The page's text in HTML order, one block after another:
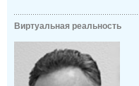
Виртуальная реальность